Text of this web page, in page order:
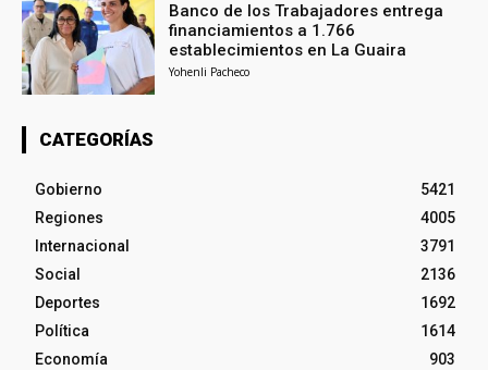
Banco de los Trabajadores entrega
financiamientos a 1.766
establecimientos en La Guaira
Yohenli Pacheco
CATEGORÍAS
Gobierno
5421
Regiones
4005
Internacional
3791
Social
2136
Deportes
1692
Política
1614
Economía
903